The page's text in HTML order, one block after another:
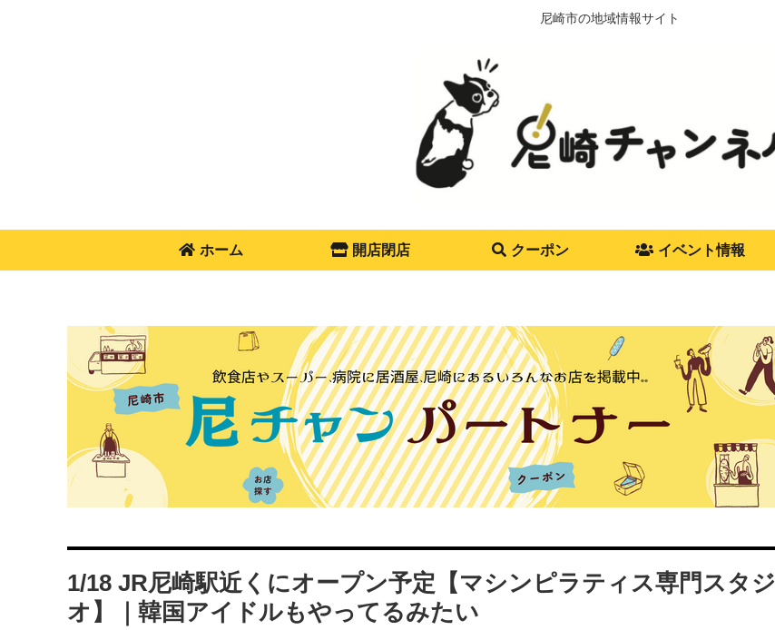
尼崎市の地域情報サイト
ホーム 開店閉店 クーポン イベント情報
1/18 JR尼崎駅近くにオープン予定【マシンピラティス専門スタジ
オ】｜韓国アイドルもやってるみたい